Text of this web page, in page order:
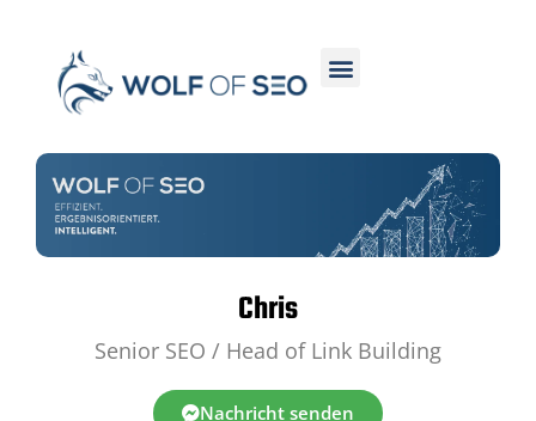
Chris
Senior SEO / Head of Link Building
Nachricht senden